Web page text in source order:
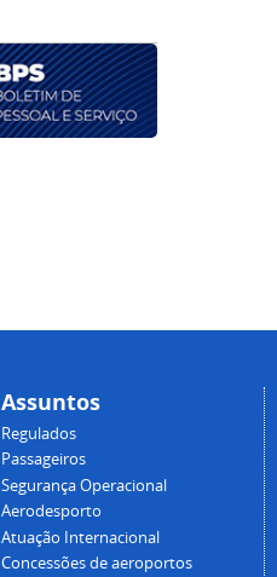
Assuntos
Regulados
Passageiros
Segurança Operacional
Aerodesporto
Atuação Internacional
Concessões de aeroportos